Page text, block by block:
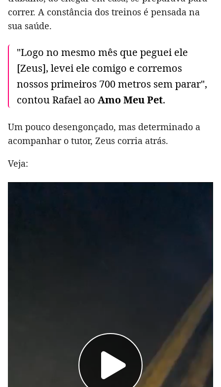
correr. A constância dos treinos é pensada na
sua saúde.
"Logo no mesmo mês que peguei ele
[Zeus], levei ele comigo e corremos
nossos primeiros 700 metros sem parar",
contou Rafael ao Amo Meu Pet.
Um pouco desengonçado, mas determinado a
acompanhar o tutor, Zeus corria atrás.
Veja: